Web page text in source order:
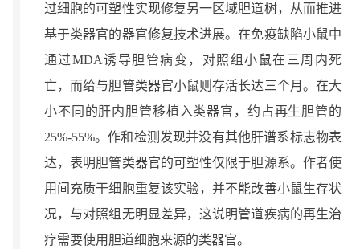
过细胞的可塑性实现修复另一区域胆道树，从而推进
基于类器官的器官修复技术进展。在免疫缺陷小鼠中
通过MDA诱导胆管病变，对照组小鼠在三周内死
亡，而给与胆管类器官小鼠则存活长达三个月。在大
小不同的肝内胆管移植入类器官，约占再生胆管的
25%-55%。作和检测发现并没有其他肝谱系标志物表
达，表明胆管类器官的可塑性仅限于胆源系。作者使
用间充质干细胞重复该实验，并不能改善小鼠生存状
况，与对照组无明显差异，这说明管道疾病的再生治
疗需要使用胆道细胞来源的类器官。